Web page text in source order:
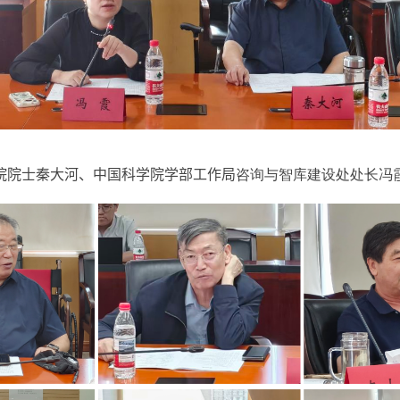
院士秦大河、中国科学院学部工作局咨询与智库建设处处长冯